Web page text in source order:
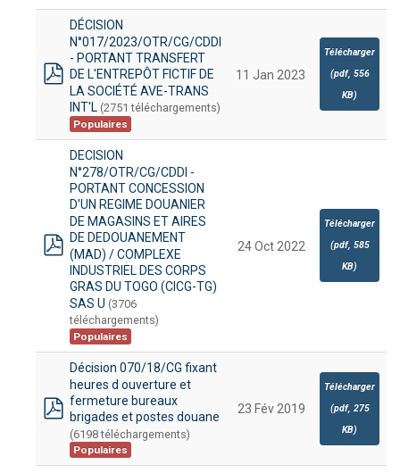
pdf
DÉCISION
N°017/2023/OTR/CG/CDDI
- PORTANT TRANSFERT
DE L'ENTREPÔT FICTIF DE
LA SOCIÉTÉ AVE-TRANS
INT'L (2751 téléchargements)
Populaires
11 Jan 2023
Télécharger
(pdf, 556
KB)
pdf
DECISION
N°278/OTR/CG/CDDI -
PORTANT CONCESSION
D'UN REGIME DOUANIER
DE MAGASINS ET AIRES
DE DEDOUANEMENT
(MAD) / COMPLEXE
INDUSTRIEL DES CORPS
GRAS DU TOGO (CICG-TG)
SAS U (3706
téléchargements)
Populaires
24 Oct 2022
Télécharger
(pdf, 585
KB)
pdf
Décision 070/18/CG fixant
heures d ouverture et
fermeture bureaux
brigades et postes douane
(6198 téléchargements)
Populaires
23 Fév 2019
Télécharger
(pdf, 275
KB)